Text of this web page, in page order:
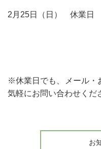
2月 25日（日） 休業日
※休業日でも、メール・
気軽にお問い合わせくだ
お